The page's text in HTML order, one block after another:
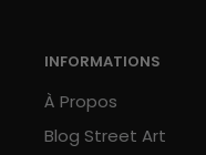
INFORMATIONS
À Propos
Blog Street Art